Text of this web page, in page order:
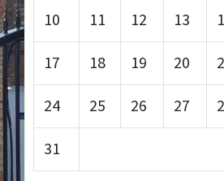
10 11 12 13
17 18 19 20
24 25 26 27
31